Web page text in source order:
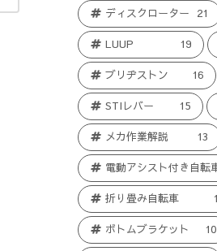
ディスクローター 21
LUUP 19
ブリヂストン 16
STIレバー 15
メカ作業解説 13
電動アシスト付き自転
折り畳み自転車
ボトムブラケット 10